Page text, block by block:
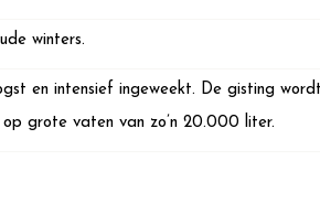
winters.
en intensief ingeweekt. De gisting
grote vaten van zo’n 20.000 liter.